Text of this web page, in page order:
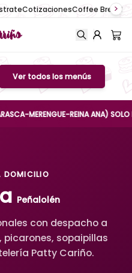
CotizacionesCoffee Break
Ver todos los menús
REINA ANA) SOLO
DOMICILIO
Peñalolén
con despacho a
picarones, sopaipillas
Patty Cariño.